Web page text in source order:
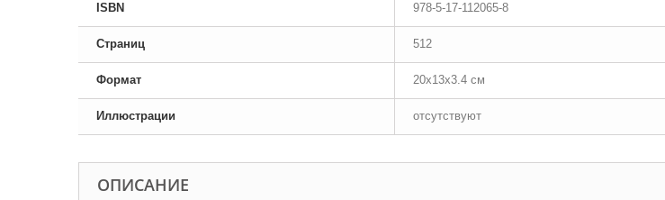
ISBN 978-5-17-112065-8
Страниц 512
Формат 20x13x3.4 см
Иллюстрации отсутствуют
ОПИСАНИЕ